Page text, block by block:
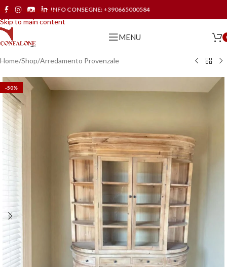
Skip to navigation
Skip to main content
INFO CONSEGNE: +390665000584
MENU
Home/Shop/Arredamento Provenzale
-50%